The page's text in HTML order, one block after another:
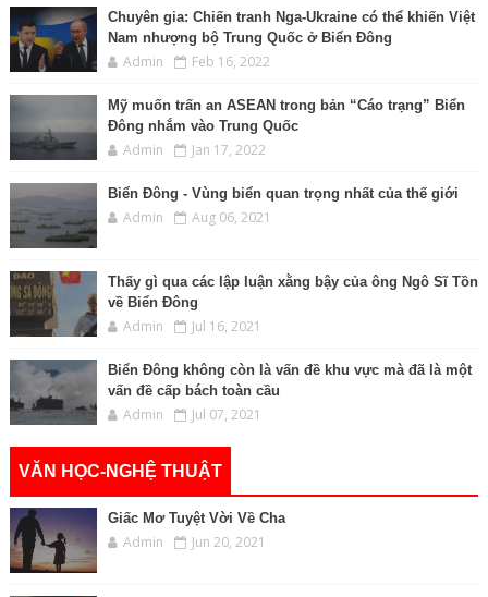
Chuyên gia: Chiến tranh Nga-Ukraine có thể khiến Việt
Nam nhượng bộ Trung Quốc ở Biển Đông
Admin Feb 16, 2022
Mỹ muốn trấn an ASEAN trong bản “Cáo trạng” Biển
Đông nhắm vào Trung Quốc
Admin Jan 17, 2022
Biển Đông - Vùng biển quan trọng nhất của thế giới
Admin Aug 06, 2021
Thấy gì qua các lập luận xằng bậy của ông Ngô Sĩ Tồn
về Biển Đông
Admin Jul 16, 2021
Biển Đông không còn là vấn đề khu vực mà đã là một
vấn đề cấp bách toàn cầu
Admin Jul 07, 2021
VĂN HỌC-NGHỆ THUẬT
Giấc Mơ Tuyệt Vời Về Cha
Admin Jun 20, 2021